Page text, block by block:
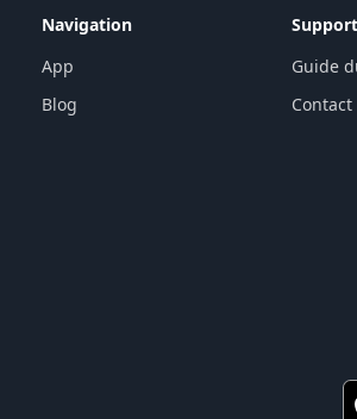
Navigation
App
Blog
Support
Guide
Contact